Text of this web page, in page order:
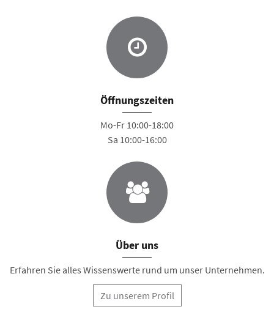
Öffnungszeiten
Mo-Fr 10:00-18:00
Sa 10:00-16:00
Über uns
Erfahren Sie alles Wissenswerte rund um unser Unternehmen.
Zu unserem Profil